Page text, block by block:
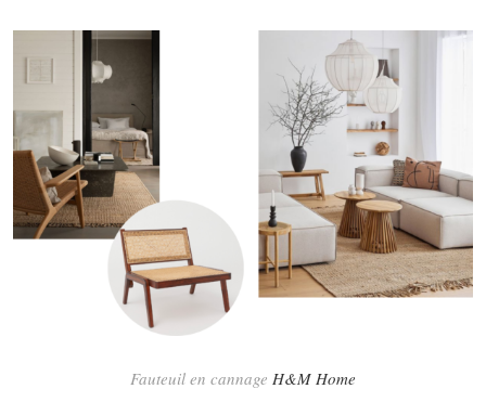
Fauteuil en cannage H&M Home